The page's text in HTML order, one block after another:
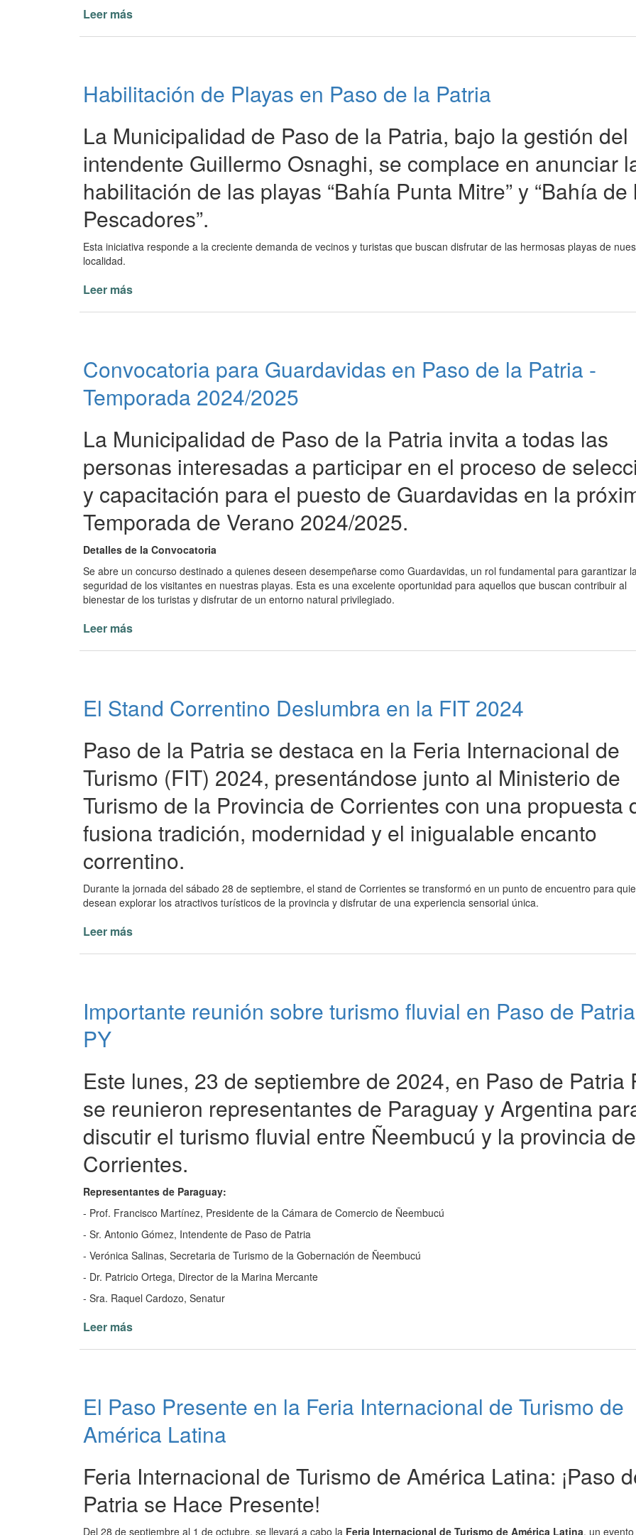
Leer más
de
Diversión
Paso
de
la
Patria
Habilitación de Playas en Paso de la Patria
La Municipalidad de Paso de la Patria, bajo la gestión del
intendente Guillermo Osnaghi, se complace en anunciar
habilitación de las playas “Bahía Punta Mitre” y “Bahía de
Pescadores”.
Esta iniciativa responde a la creciente demanda de vecinos y turistas que buscan disfrutar de las hermosas playas de
localidad.
Leer más
Paso
de
la
Convocatoria para Guardavidas en Paso de la Patria -
Temporada 2024/2025
La Municipalidad de Paso de la Patria invita a todas las
personas interesadas a participar en el proceso de
y capacitación para el puesto de Guardavidas en la
Temporada de Verano 2024/2025.
Detalles de la Convocatoria
Se abre un concurso destinado a quienes deseen desempeñarse como Guardavidas, un rol fundamental para garantizar
seguridad de los visitantes en nuestras playas. Esta es una excelente oportunidad para aquellos que buscan contribuir al
bienestar de los turistas y disfrutar de un entorno natural privilegiado.
Leer más
Paso
de
Patria
Temporada
2024/2025
El Stand Correntino Deslumbra en la FIT 2024
Paso de la Patria se destaca en la Feria Internacional de
Turismo (FIT) 2024, presentándose junto al Ministerio de
Turismo de la Provincia de Corrientes con una propuesta
fusiona tradición, modernidad y el inigualable encanto
correntino.
Durante la jornada del sábado 28 de septiembre, el stand de Corrientes se transformó en un punto de encuentro para
desean explorar los atractivos turísticos de la provincia y disfrutar de una experiencia sensorial única.
Leer más
en
la
Importante reunión sobre turismo fluvial en Paso de Patria
PY
Este lunes, 23 de septiembre de 2024, en Paso de Patria
se reunieron representantes de Paraguay y Argentina
discutir el turismo fluvial entre Ñeembucú y la provincia de
Corrientes.
Representantes de Paraguay:
- Prof. Francisco Martínez, Presidente de la Cámara de Comercio de Ñeembucú
- Sr. Antonio Gómez, Intendente de Paso de Patria
- Verónica Salinas, Secretaria de Turismo de la Gobernación de Ñeembucú
- Dr. Patricio Ortega, Director de la Marina Mercante
- Sra. Raquel Cardozo, Senatur
Leer más
fluvial
en
Paso
Patria
PY
El Paso Presente en la Feria Internacional de Turismo de
América Latina
Feria Internacional de Turismo de América Latina: ¡Paso
Patria se Hace Presente!
Del 28 de septiembre al 1 de octubre, se llevará a cabo la Feria Internacional de Turismo de América Latina, un